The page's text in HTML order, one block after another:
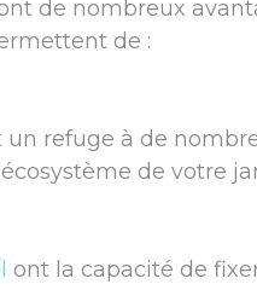
de nombreux
de :
un refuge à de
de votre
ont la capacité de